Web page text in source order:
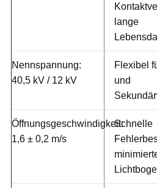
lange
Nennspannung:
40,5 kV / 12 kV
Flexibel
und
Öffnungsgeschwindigkeit:
1,6 ± 0,2 m/s
Schnelle